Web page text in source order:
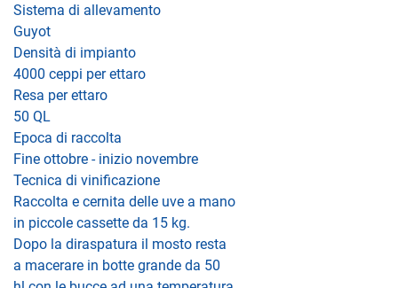
Sistema di allevamento
Guyot
Densità di impianto
4000 ceppi per ettaro
Resa per ettaro
50 QL
Epoca di raccolta
Fine ottobre - inizio novembre
Tecnica di vinificazione
Raccolta e cernita delle uve a mano
in piccole cassette da 15 kg.
Dopo la diraspatura il mosto resta
a macerare in botte grande da 50